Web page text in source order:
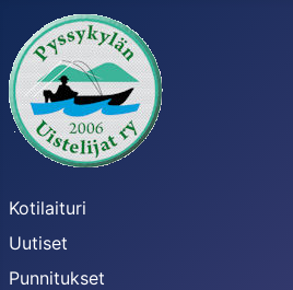
Kotilaituri
Uutiset
Punnitukset